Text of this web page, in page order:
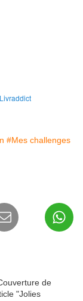
Livraddict
#Mes challenges